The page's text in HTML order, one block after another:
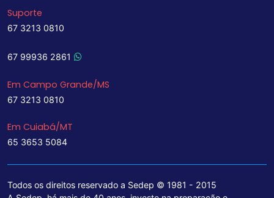
Suporte
67 3213 0810
67 99936 2861
Em Campo Grande/MS
67 3213 0810
Em Cuiabá/MT
65 3653 5084
Todos os direitos reservado a Sedep © 1981 - 2015